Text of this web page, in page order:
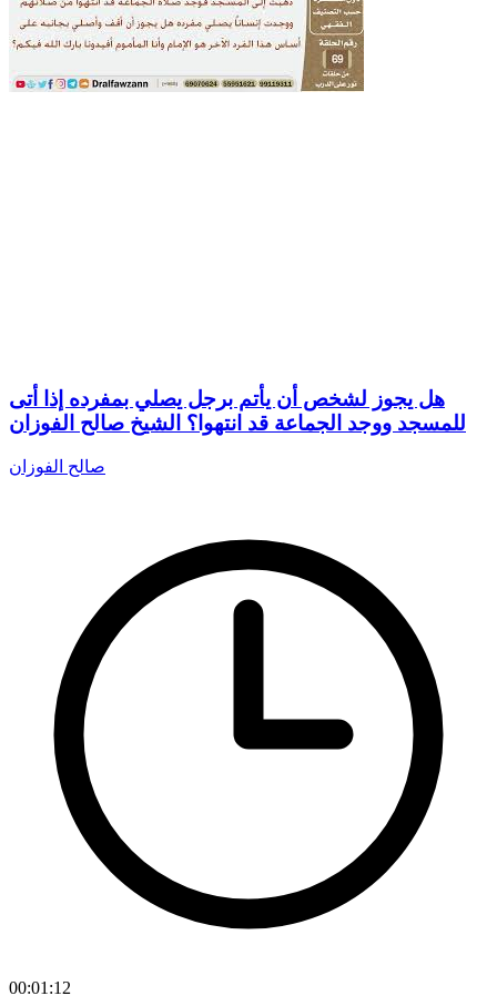
هل يجوز لشخص أن يأتم برجل يصلي بمفرده إذا أتى
للمسجد ووجد الجماعة قد انتهوا؟ الشيخ صالح الفوزان
صالح الفوزان
00:01:12